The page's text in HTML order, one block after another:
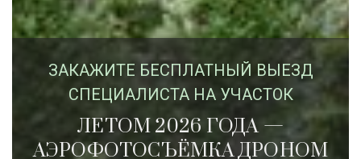
ЗАКАЖИTЕ БЕСПЛАТНЫЙ ВЫЕЗД
СПЕЦИАЛИСТА НА УЧАСТОК
ЛЕТОМ 2026 ГОДА —
АЭРОФОТОСЪЁМКА ДРОНОМ